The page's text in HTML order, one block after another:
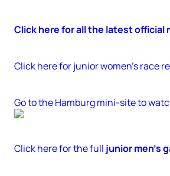
Click here for all the latest official
Click here for junior women’s race
Go to the Hamburg mini-site to
Click here for the full junior men’s